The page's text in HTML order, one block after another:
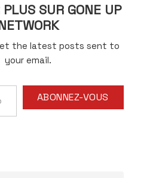
SUR GONE UP
the latest posts sent to
your email.
ABONNEZ-VOUS